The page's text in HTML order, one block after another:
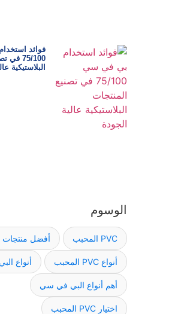
فوائد
75/100
البلاستيكية
الوسوم
PVC المحبب أفضل
أنواع PVC المحبب أنواع
أهم أنواع البي في سي
اختيار PVC المحبب